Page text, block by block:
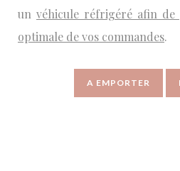
un véhicule réfrigéré afin
optimale de vos commandes.
A EMPORTER